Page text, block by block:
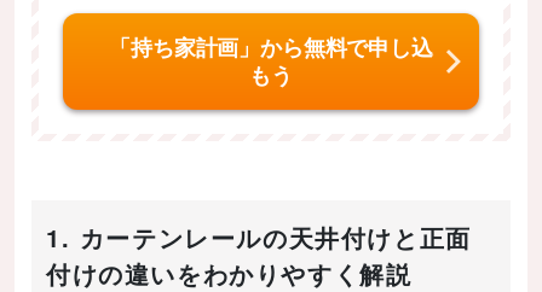
「持ち家計画」から無料で申し込
もう
1. カーテンレールの天井付けと正面
付けの違いをわかりやすく解説